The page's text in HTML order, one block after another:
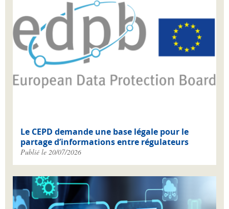
Le CEPD demande une base légale pour le
partage d’informations entre régulateurs
Publié le 20/07/2026